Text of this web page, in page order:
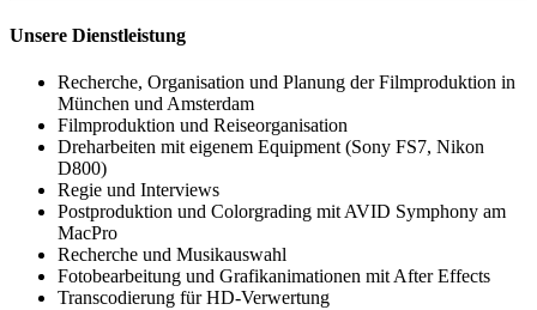
Unsere Dienstleistung
Recherche, Organisation und Planung der Filmproduktion in
München und Amsterdam
Filmproduktion und Reiseorganisation
Dreharbeiten mit eigenem Equipment (Sony FS7, Nikon
D800)
Regie und Interviews
Postproduktion und Colorgrading mit AVID Symphony am
MacPro
Recherche und Musikauswahl
Fotobearbeitung und Grafikanimationen mit After Effects
Transcodierung für HD-Verwertung